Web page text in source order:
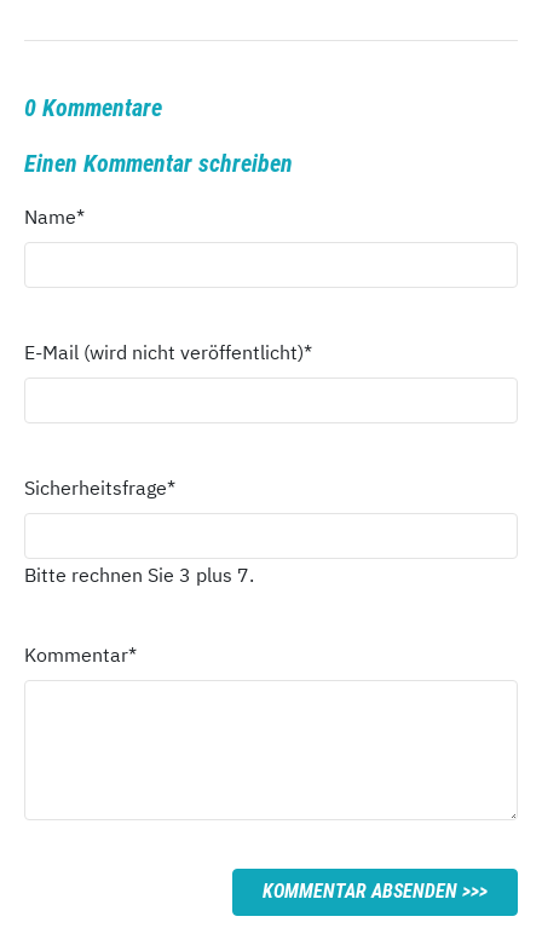
0 Kommentare
Einen Kommentar schreiben
Name*
E-Mail (wird nicht veröffentlicht)*
Sicherheitsfrage*
Bitte rechnen Sie 3 plus 7.
Kommentar*
KOMMENTAR ABSENDEN